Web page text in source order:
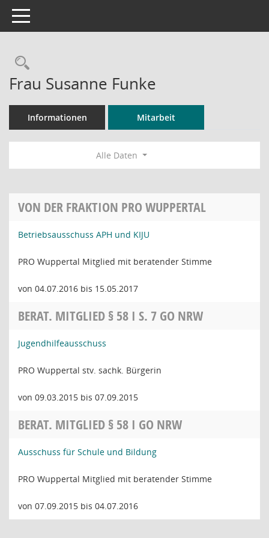
Toggle navigation
Rechercheauswahl
Frau Susanne Funke
Informationen Mitarbeit
Alle Daten
VON DER FRAKTION PRO WUPPERTAL
Betriebsausschuss APH und KIJU
PRO Wuppertal Mitglied mit beratender Stimme
von 04.07.2016 bis 15.05.2017
BERAT. MITGLIED § 58 I S. 7 GO NRW
Jugendhilfeausschuss
PRO Wuppertal stv. sachk. Bürgerin
von 09.03.2015 bis 07.09.2015
BERAT. MITGLIED § 58 I GO NRW
Ausschuss für Schule und Bildung
PRO Wuppertal Mitglied mit beratender Stimme
von 07.09.2015 bis 04.07.2016